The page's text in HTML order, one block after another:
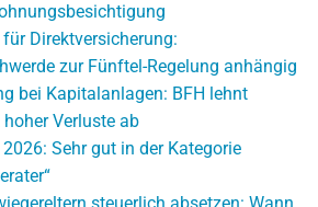
Direktversicherung:
zur Fünftel-Regelung anhängig
bei Kapitalanlagen: BFH lehnt
Verluste ab
Sehr gut in der Kategorie